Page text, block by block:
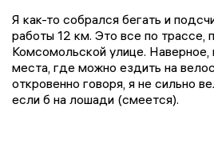
Я как-то собрался бегать и
работы 12 км. Это все по трассе,
Комсомольской улице.
места, где можно ездить на
откровенно говоря, я не сильно
если б на лошади (смеется).